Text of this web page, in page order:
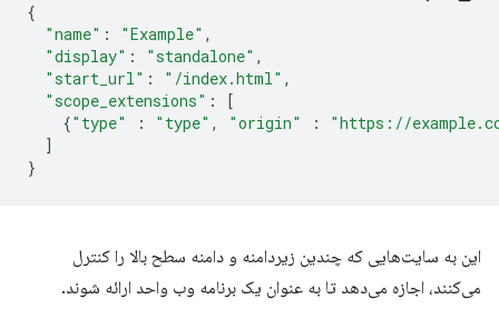
{
"name" : "Example" ,
"display" : "standalone" ,
"start_url" : "/index.html" ,
"scope_extensions" :
[
{"type" : "type" , "origin" :
"https://
]
}
این به سایت‌هایی که چندین زیردامنه و دامنه سطح بالا را کنترل
می‌کنند، اجازه می‌دهد تا به عنوان یک برنامه وب واحد ارائه شوند.